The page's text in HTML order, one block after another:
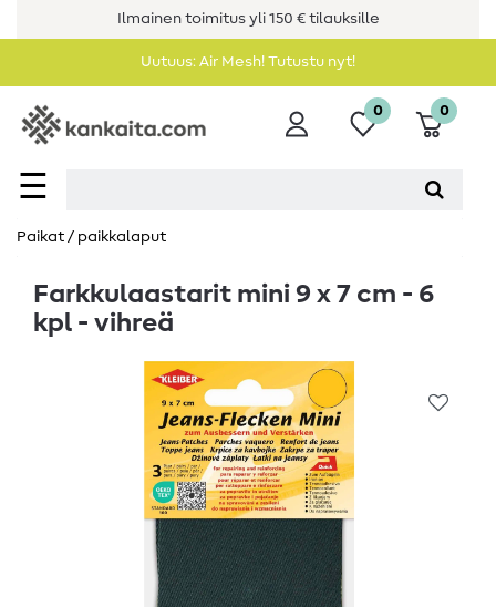
Ilmainen toimitus yli 150 € tilauksille
Uutuus: Air Mesh! Tutustu nyt!
☰
0 0
Paikat / paikkalaput
Farkkulaastarit mini 9 x 7 cm - 6
kpl - vihreä